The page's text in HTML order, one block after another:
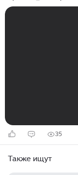
35
Также ищут